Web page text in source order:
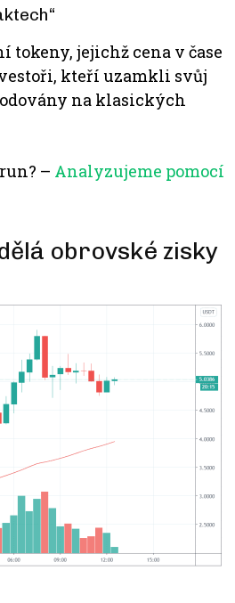
tokeny, jejichž cena v čase
kteří uzamkli svůj
na klasických
– Analyzujeme pomocí
obrovské zisky